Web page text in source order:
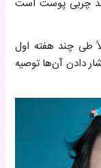
چربی پوست است
طی چند هفته اول
دادن آن‌ها توصیه